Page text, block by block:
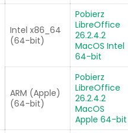
Intel x86_64
(64-bit)
Pobierz
LibreOffice
26.2.4.2
MacOS Intel
64-bit
ARM (Apple)
(64-bit)
Pobierz
LibreOffice
26.2.4.2
MacOS
Apple 64-bit